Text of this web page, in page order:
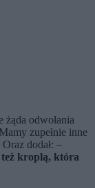
odwołania
zupełnie inne
dodał: –
kroplą, która